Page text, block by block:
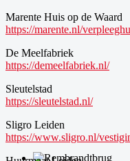
Marente Huis op de Waard
https://marente.nl/
De Meelfabriek
https://demeelfabriek.nl/
Sleutelstad
https://sleutelstad.nl/
Sligro Leiden
https://www.sligro.nl/